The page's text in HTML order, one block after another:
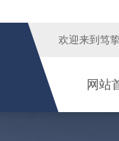
欢迎来到 笃
网站